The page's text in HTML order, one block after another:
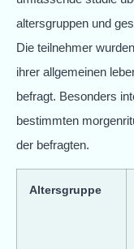
altersgruppen und
Die teilnehmer
ihrer allgemeinen
befragt. Besonders
bestimmten
der befragten.
Altersgruppe